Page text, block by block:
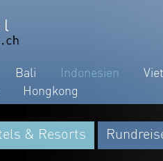
Bali Indonesien
Hongkong
& Resorts